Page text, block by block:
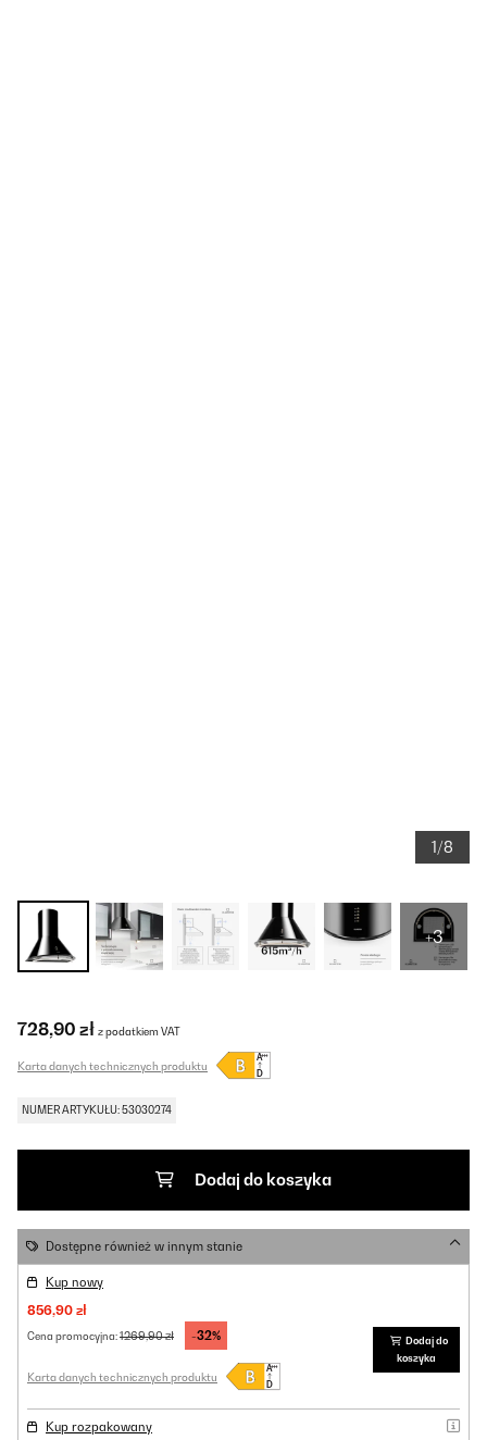
1/8
+3
728,90 zł z podatkiem VAT
Karta danych technicznych produktu
NUMER ARTYKUŁU: 53030274
Dodaj do koszyka
Dostępne również w innym stanie
Kup nowy
856,90 zł
Cena promocyjna:1269,90 zł -32%
Karta danych technicznych produktu
Dodaj do
koszyka
Kup rozpakowany